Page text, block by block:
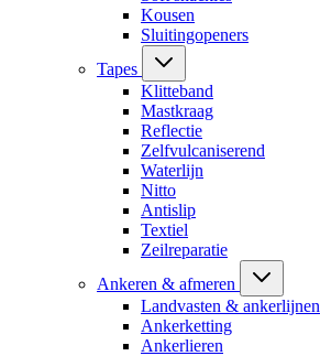
Kousen
Sluitingopeners
Tapes
Klitteband
Mastkraag
Reflectie
Zelfvulcaniserend
Waterlijn
Nitto
Antislip
Textiel
Zeilreparatie
Ankeren & afmeren
Landvasten & ankerlijnen
Ankerketting
Ankerlieren